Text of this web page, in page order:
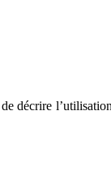
décrire